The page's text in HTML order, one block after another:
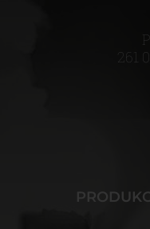
261